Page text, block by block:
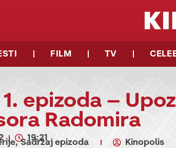
FILM TV
epizoda –
Radomira
19:21
,Sadržaj epizoda Kinopolis